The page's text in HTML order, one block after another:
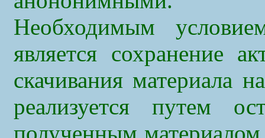
Необходимым
является сохранение
скачивания материала
реализуется путем